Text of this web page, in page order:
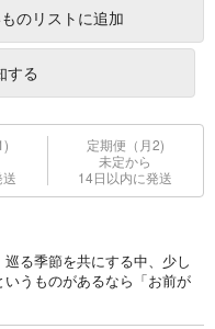
のリストに追加
する
定期便（月2)
未定から
14日以内に発送
る季節を共にする中、少し
うものがあるなら「お前が